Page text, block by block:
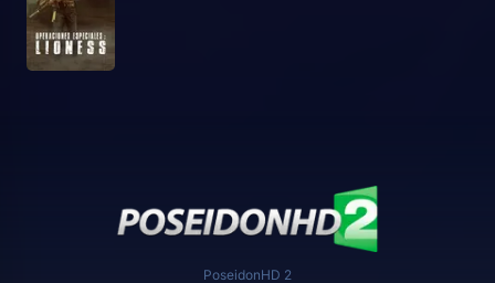
PoseidonHD 2